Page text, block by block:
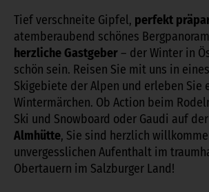
Tief verschneite Gipfel, perfekt
atemberaubend schönes
herzliche Gastgeber – der Winter in
schön sein. Reisen Sie mit uns in
Skigebiete der Alpen und erleben Sie
Wintermärchen. Ob Action beim
Ski und Snowboard oder Gaudi auf der
Almhütte, Sie sind herzlich
unvergesslichen Aufenthalt im
Obertauern im Salzburger Land!